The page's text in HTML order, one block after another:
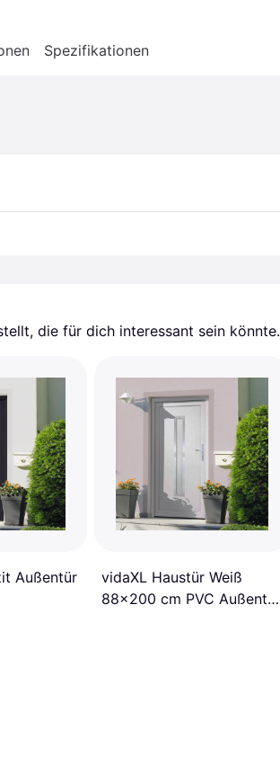
Spezifikationen
die für dich interessant sein könnte.
Außentür
vidaXL Haustür Weiß
88x200 cm PVC Außentür